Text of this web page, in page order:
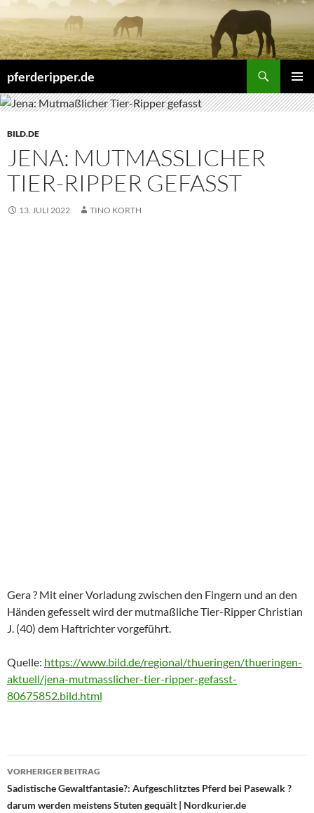
Inhalt
springen
pferderipper.de
MENÜ
BILD.DE
JENA: MUTMASSLICHER T
IER-RIPPER GEFASST
13. JULI 2022 TINO KORTH
Gera ? Mit einer Vorladung zwischen den Fingern und an den
Händen gefesselt wird der mutmaßliche Tier-Ripper Christian
J. (40) dem Haftrichter vorgeführt.
Quelle: https://www.bild.de/regional/thueringen/thueringen-
aktuell/jena-mutmasslicher-tier-ripper-gefasst-
80675852.bild.html
Beitragsnavigation
VORHERIGER BEITRAG
Sadistische Gewaltfantasie?: Aufgeschlitztes Pferd bei Pasewalk ?
darum werden meistens Stuten gequält | Nordkurier.de